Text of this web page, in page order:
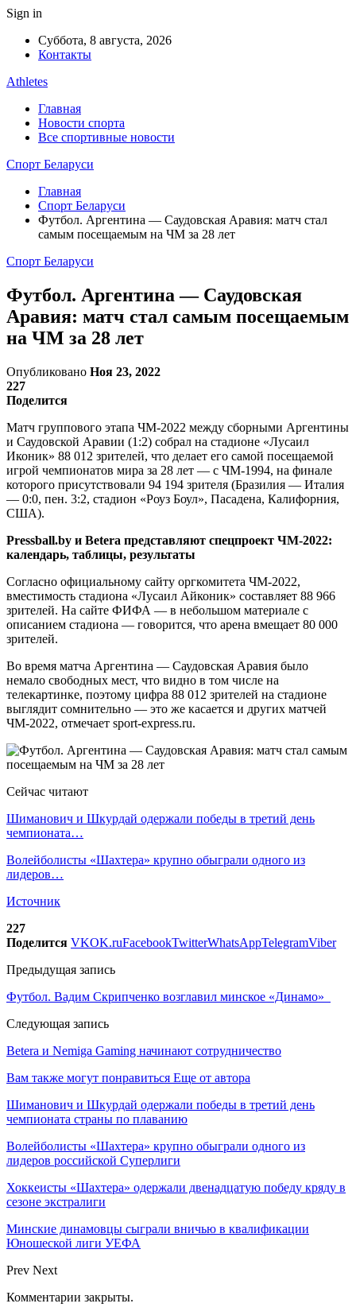
Sign in
Суббота, 8 августа, 2026
Контакты
Athletes
Главная
Новости спорта
Все спортивные новости
Спорт Беларуси
Главная
Спорт Беларуси
Футбол. Аргентина — Саудовская Аравия: матч стал
самым посещаемым на ЧМ за 28 лет
Спорт Беларуси
Футбол. Аргентина — Саудовская
Аравия: матч стал самым посещаемым
на ЧМ за 28 лет
Опубликовано Ноя 23, 2022
227
Поделится
Матч группового этапа ЧМ-2022 между сборными Аргентины
и Саудовской Аравии (1:2) собрал на стадионе «Лусаил
Иконик» 88 012 зрителей, что делает его самой посещаемой
игрой чемпионатов мира за 28 лет — с ЧМ-1994, на финале
которого присутствовали 94 194 зрителя (Бразилия — Италия
— 0:0, пен. 3:2, стадион «Роуз Боул», Пасадена, Калифорния,
США).
Pressball.by и Betera представляют спецпроект ЧМ-2022:
календарь, таблицы, результаты
Согласно официальному сайту оргкомитета ЧМ-2022,
вместимость стадиона «Лусаил Айконик» составляет 88 966
зрителей. На сайте ФИФА — в небольшом материале с
описанием стадиона — говорится, что арена вмещает 80 000
зрителей.
Во время матча Аргентина — Саудовская Аравия было
немало свободных мест, что видно в том числе на
телекартинке, поэтому цифра 88 012 зрителей на стадионе
выглядит сомнительно — это же касается и других матчей
ЧМ-2022, отмечает sport-express.ru.
Сейчас читают
Шиманович и Шкурдай одержали победы в третий день
чемпионата…
Волейболисты «Шахтера» крупно обыграли одного из
лидеров…
Источник
227
Поделится VKOK.ruFacebookTwitterWhatsAppTelegramViber
Предыдущая запись
Футбол. Вадим Скрипченко возглавил минское «Динамо»
Следующая запись
Betera и Nemiga Gaming начинают сотрудничество
Вам также могут понравиться Еще от автора
Шиманович и Шкурдай одержали победы в третий день
чемпионата страны по плаванию
Волейболисты «Шахтера» крупно обыграли одного из
лидеров российской Суперлиги
Хоккеисты «Шахтера» одержали двенадцатую победу кряду в
сезоне экстралиги
Минские динамовцы сыграли вничью в квалификации
Юношеской лиги УЕФА
Prev Next
Комментарии закрыты.